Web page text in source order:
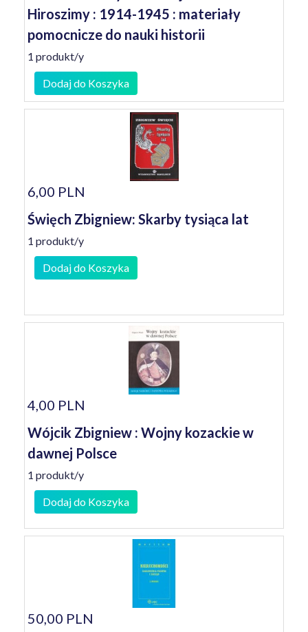
Hiroszimy : 1914-1945 : materiały
pomocnicze do nauki historii
1 produkt/y
Dodaj do Koszyka
6,00 PLN
Święch Zbigniew: Skarby tysiąca lat
1 produkt/y
Dodaj do Koszyka
4,00 PLN
Wójcik Zbigniew : Wojny kozackie w
dawnej Polsce
1 produkt/y
Dodaj do Koszyka
50,00 PLN